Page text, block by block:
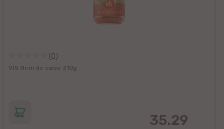
(0)
VIS Gem de caise 310g
35.29